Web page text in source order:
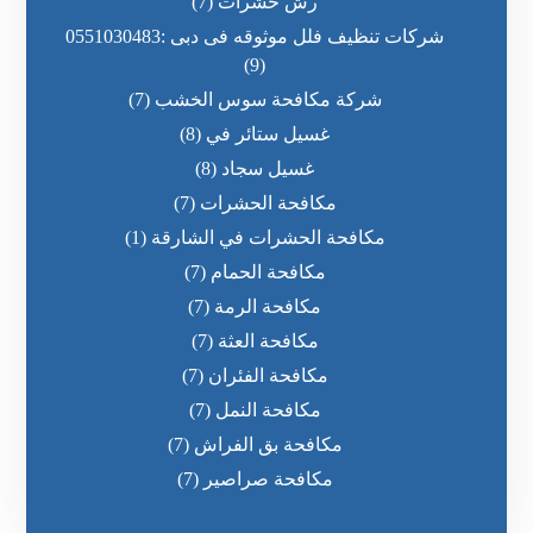
شركات تنظيف فلل موثوقه فى دبى :0551030483
(9)
شركة مكافحة سوس الخشب (7)
غسيل ستائر في (8)
غسيل سجاد (8)
مكافحة الحشرات (7)
مكافحة الحشرات في الشارقة (1)
مكافحة الحمام (7)
مكافحة الرمة (7)
مكافحة العثة (7)
مكافحة الفئران (7)
مكافحة النمل (7)
مكافحة بق الفراش (7)
مكافحة صراصير (7)